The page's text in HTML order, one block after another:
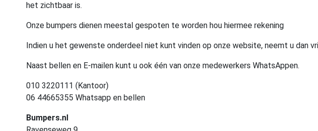
het zichtbaar is.
Onze bumpers dienen meestal gespoten te worden hou hiermee rekening
Indien u het gewenste onderdeel niet kunt vinden op onze website, neemt u dan
Naast bellen en E-mailen kunt u ook één van onze medewerkers WhatsAppen.
010 3220111 (Kantoor)
06 44665355 Whatsapp en bellen
Bumpers.nl